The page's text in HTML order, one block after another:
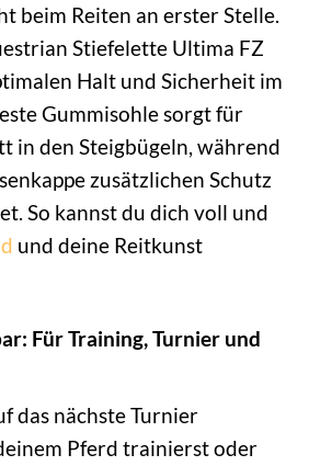
beim Reiten an erster Stelle.
Stiefelette Ultima FZ
Halt und Sicherheit im
Gummisohle sorgt für
in den Steigbügeln, während
zusätzlichen Schutz
So kannst du dich voll und
und deine Reitkunst
Für Training, Turnier und
das nächste Turnier
Pferd trainierst oder